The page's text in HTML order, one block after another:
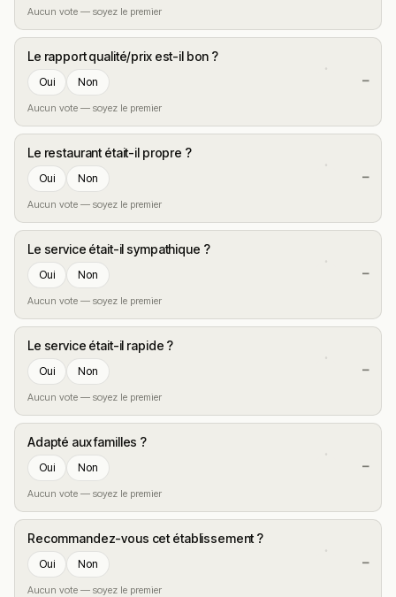
Aucun vote — soyez le premier
Le rapport qualité/prix est-il bon ?
Oui Non
Aucun vote — soyez le premier
—
Le restaurant était-il propre ?
Oui Non
Aucun vote — soyez le premier
—
Le service était-il sympathique ?
Oui Non
Aucun vote — soyez le premier
—
Le service était-il rapide ?
Oui Non
Aucun vote — soyez le premier
—
Adapté aux familles ?
Oui Non
Aucun vote — soyez le premier
—
Recommandez-vous cet établissement ?
Oui Non
Aucun vote — soyez le premier
—